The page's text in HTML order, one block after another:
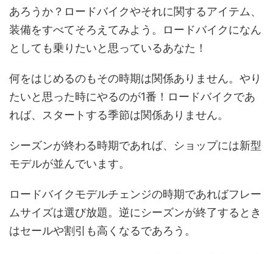
あろうか？ロードバイクやそれに関するアイテム、
装備をすべてそろえてみよう。ロードバイクになん
としても乗りたいと思っているあなた！
何をはじめるのもその時期は関係ありません。やり
たいと思った時にやるのが1番！ロードバイクであ
れば、スタートする季節は関係ありません。
シーズンが終わる時期であれば、ショップには新型
モデルが並んでいます。
ロードバイクモデルチェンジの時期であればフレー
ムサイズは選び放題。逆にシーズンが終了するとき
はセールや割引も高くなるであろう。